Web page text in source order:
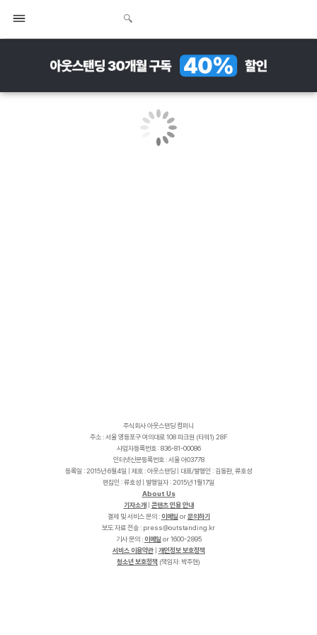
주식회사 아웃스탠딩 컴퍼니
주소 : 서울 영등포구 여의대로 108 파크원 (타워1) 28F
사업자등록번호 : 836-81-00086
인터넷신문등록번호 : 서울 아03778
등록일 : 2015년 6월4일 | 제호 : 아웃스탠딩 | 대표/발행인 : 김동환, 류호성
편집인 : 류호성 | 발행일자 : 2015년 1월17일
About Us
기자소개
콘텐츠 인용 안내
결제 및 서비스 문의 : 이메일 or문의하기
보도 자료 전송 :
r
k
.
g
n
i
d
n
a
t
s
t
u
o
@
s
s
e
r
p
기사 문의 : 이메일 or 1600-2895
서비스 이용약관| 개인정보 보호정책
청소년 보호정책 (책임자: 박주현)